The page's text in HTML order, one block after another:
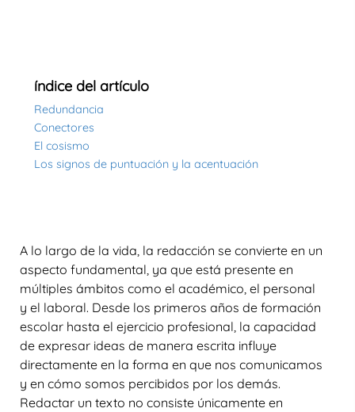
índice del artículo
Redundancia
Conectores
El cosismo
Los signos de puntuación y la acentuación
A lo largo de la vida, la redacción se convierte en un
aspecto fundamental, ya que está presente en
múltiples ámbitos como el académico, el personal
y el laboral. Desde los primeros años de formación
escolar hasta el ejercicio profesional, la capacidad
de expresar ideas de manera escrita influye
directamente en la forma en que nos comunicamos
y en cómo somos percibidos por los demás.
Redactar un texto no consiste únicamente en